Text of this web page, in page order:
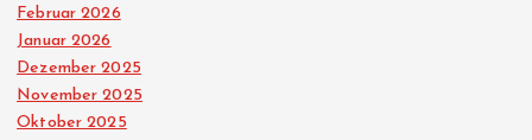
Februar 2026
Januar 2026
Dezember 2025
November 2025
Oktober 2025